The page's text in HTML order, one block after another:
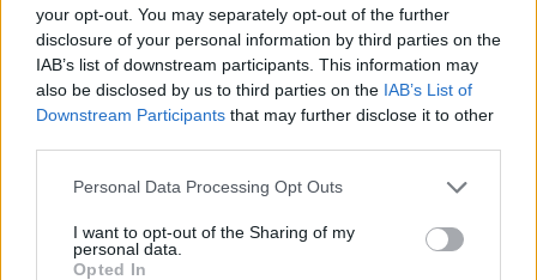
your opt-out. You may separately opt-out of the further
disclosure of your personal information by third parties on the
IAB’s list of downstream participants. This information may
also be disclosed by us to third parties on the IAB’s List of
Downstream Participants that may further disclose it to other
Personal Data Processing Opt Outs
I want to opt-out of the Sharing of my
personal data.
Opted In
Gian Piero Gasperini ma al tempo stesso con il
contratto in scadenza nel 2026.